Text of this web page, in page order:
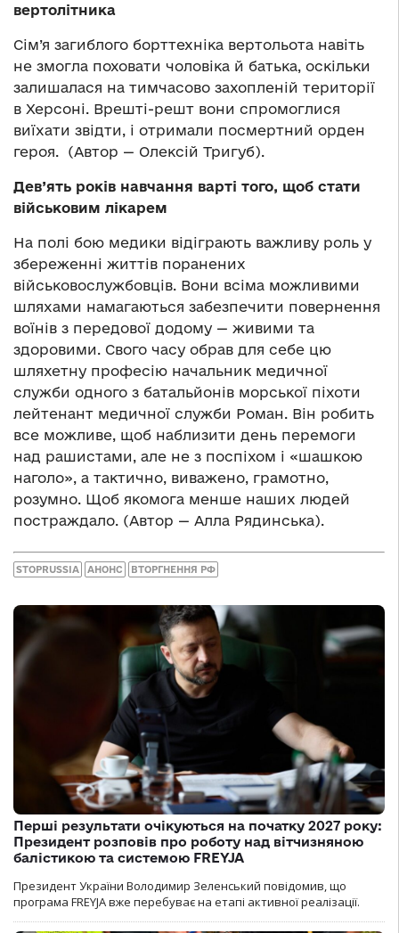
вертолітника
Сім’я загиблого борттехніка вертольота навіть
не змогла поховати чоловіка й батька, оскільки
залишалася на тимчасово захопленій території
в Херсоні. Врешті-решт вони спромоглися
виїхати звідти, і отримали посмертний орден
героя. (Автор — Олексій Тригуб).
Дев’ять років навчання варті того, щоб стати
військовим лікарем
На полі бою медики відіграють важливу роль у
збереженні життів поранених
військовослужбовців. Вони всіма можливими
шляхами намагаються забезпечити повернення
воїнів з передової додому — живими та
здоровими. Свого часу обрав для себе цю
шляхетну професію начальник медичної
служби одного з батальйонів морської піхоти
лейтенант медичної служби Роман. Він робить
все можливе, щоб наблизити день перемоги
над рашистами, але не з поспіхом і «шашкою
наголо», а тактично, виважено, грамотно,
розумно. Щоб якомога менше наших людей
постраждало. (Автор — Алла Рядинська).
STOPRUSSIA АНОНС ВТОРГНЕННЯ РФ
Перші результати очікуються на початку 2027 року:
Президент розповів про роботу над вітчизняною
балістикою та системою FREYJA
Президент України Володимир Зеленський повідомив, що
програма FREYJA вже перебуває на етапі активної реалізації.